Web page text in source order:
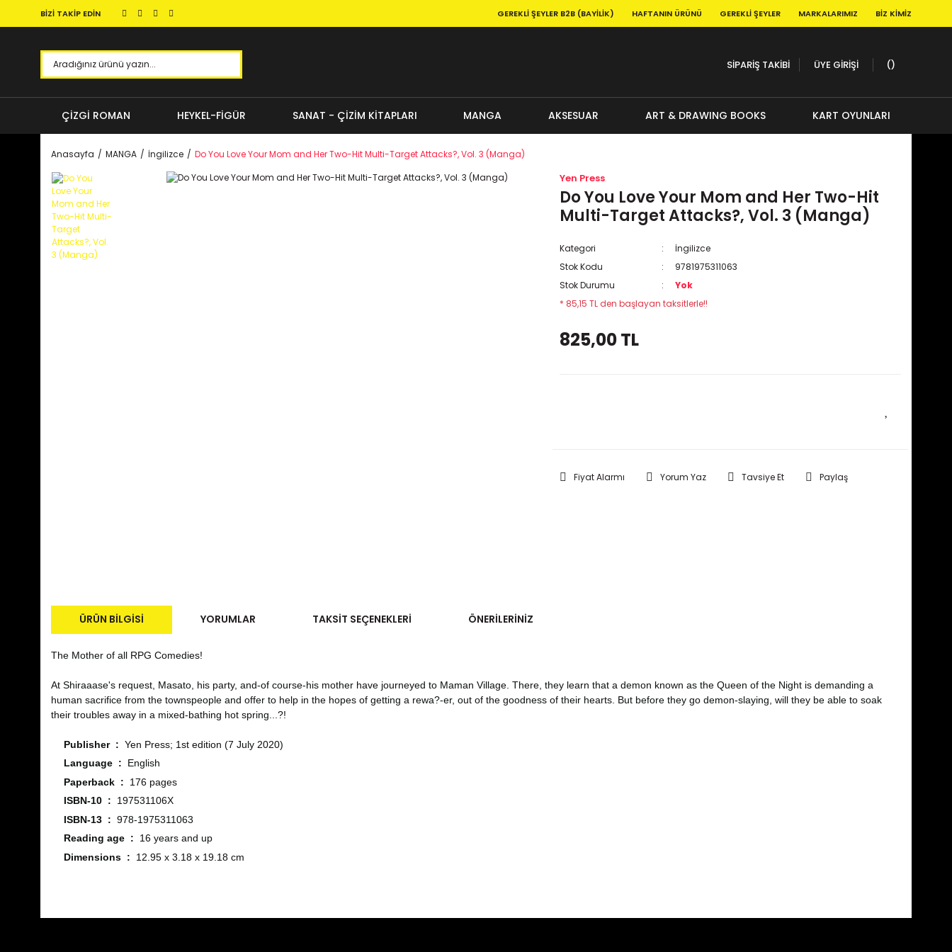
BİZİ TAKİP EDİN GEREKLI ŞEYLER B2B (BAYILIK) HAFTANIN ÜRÜNÜ GEREKLI ŞEYLER MARKALARIMIZ BIZ KIMIZ
SİPARİŞ TAKİBİ ÜYE GİRİŞİ
ÇİZGİ ROMAN HEYKEL-FİGÜR SANAT - ÇİZİM KİTAPLARI MANGA AKSESUAR ART & DRAWING BOOKS KART OYUNLARI
Anasayfa MANGA İngilizce Do You Love Your Mom and Her Two-Hit Multi-Target Attacks?, Vol. 3 (Manga)
Yen Press
Do You Love Your Mom and Her Two-Hit
Multi-Target Attacks?, Vol. 3 (Manga)
Kategori
İngilizce
Stok Kodu
9781975311063
Stok Durumu
Yok
* 85,15 TL den başlayan taksitlerle!!
825,00 TL
Fiyat Alarmı Yorum Yaz Tavsiye Et Paylaş
ÜRÜN BILGISI YORUMLAR TAKSIT SEÇENEKLERI ÖNERILERINIZ
The Mother of all RPG Comedies!
At Shiraaase's request, Masato, his party, and-of course-his mother have journeyed to Maman Village. There, they learn that a demon known as the Queen of the Night is demanding a
human sacrifice from the townspeople and offer to help in the hopes of getting a rewa?-er, out of the goodness of their hearts. But before they go demon-slaying, will they be able to soak
their troubles away in a mixed-bathing hot spring...?!
Publisher ‏ : ‎ Yen Press; 1st edition (7 July 2020)
Language ‏ : ‎ English
Paperback ‏ : ‎ 176 pages
ISBN-10 ‏ : ‎ 197531106X
ISBN-13 ‏ : ‎ 978-1975311063
Reading age ‏ : ‎ 16 years and up
Dimensions ‏ : ‎ 12.95 x 3.18 x 19.18 cm
Görüş ve önerileriniz için teşekkür ederiz.